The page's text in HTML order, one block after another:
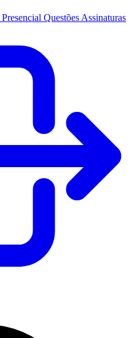
Presencial Questões Assinaturas